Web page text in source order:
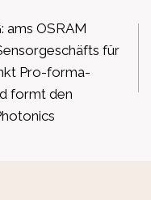
ams OSRAM
für
Pro-forma-
formt den